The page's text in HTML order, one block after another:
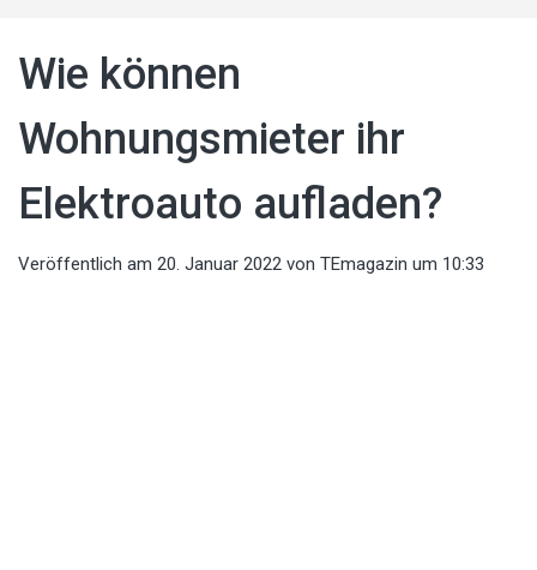
Wie können
Wohnungsmieter ihr
Elektroauto aufladen?
Veröffentlich am 20. Januar 2022 von TEmagazin um 10:33